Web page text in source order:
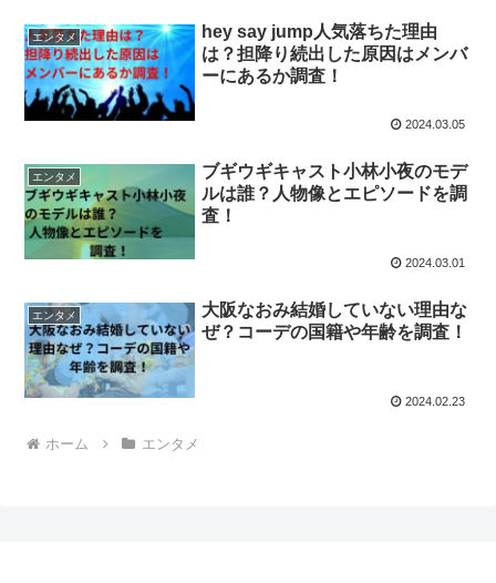
エンタメ
hey say jump人気落ちた理由
は？担降り続出した原因はメンバ
ーにあるか調査！
2024.03.05
エンタメ
ブギウギキャスト小林小夜のモデ
ルは誰？人物像とエピソードを調
査！
2024.03.01
エンタメ
大阪なおみ結婚していない理由な
ぜ？コーデの国籍や年齢を調査！
2024.02.23
ホーム エンタメ